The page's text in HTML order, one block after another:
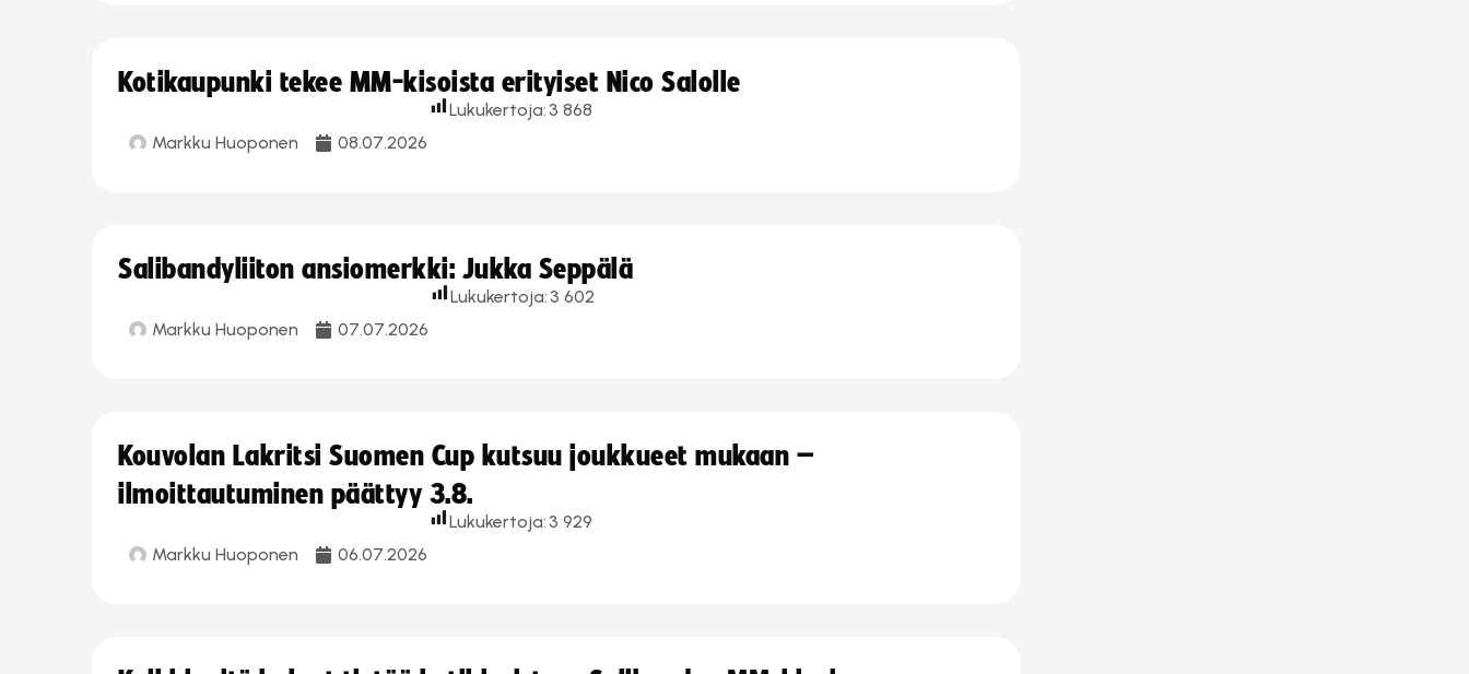
Kotikaupunki tekee MM-kisoista erityiset Nico Salolle
Markku Huoponen 08.07.2026
Lukukertoja: 3 868
Salibandyliiton ansiomerkki: Jukka Seppälä
Markku Huoponen 07.07.2026
Lukukertoja: 3 602
Kouvolan Lakritsi Suomen Cup kutsuu joukkueet mukaan –
ilmoittautuminen päättyy 3.8.
Markku Huoponen 06.07.2026
Lukukertoja: 3 929